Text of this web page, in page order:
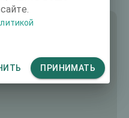
ПРИНИМАТЬ